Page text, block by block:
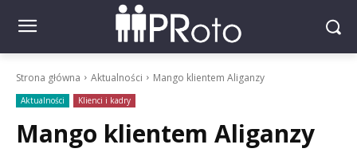
Strona główna Aktualności Mango klientem Aliganzy
Aktualności Klienci i kadry
Mango klientem Aliganzy